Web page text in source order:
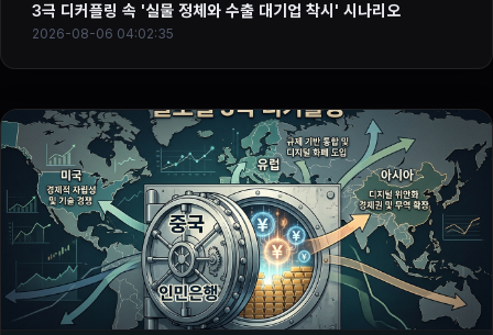
3극 디커플링 속 '실물 정체와 수출 대기업 착시' 시나리오
2026-08-06 04:02:35